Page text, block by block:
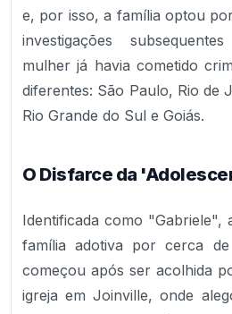
e, por isso, a família optou
investigações
mulher já havia cometido
diferentes: São Paulo, Rio de
Rio Grande do Sul e Goiás.
O Disfarce da
Identificada como "Gabriele",
família adotiva por cerca
começou após ser acolhida
igreja em Joinville, onde